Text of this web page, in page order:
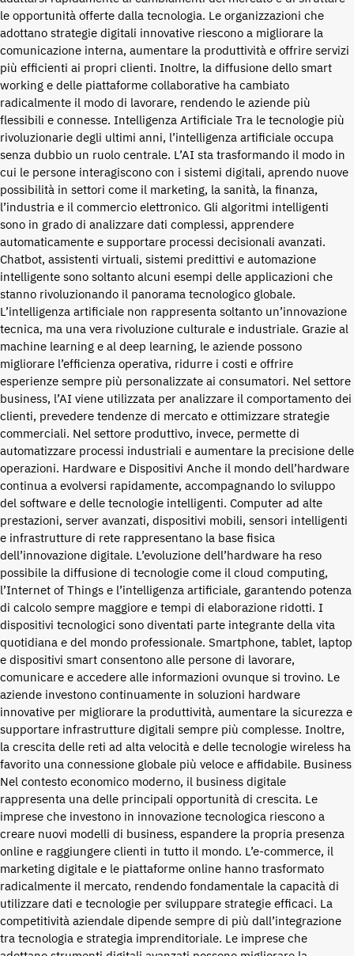
le opportunità offerte dalla tecnologia. Le organizzazioni che
adottano strategie digitali innovative riescono a migliorare la
comunicazione interna, aumentare la produttività e offrire servizi
più efficienti ai propri clienti. Inoltre, la diffusione dello smart
working e delle piattaforme collaborative ha cambiato
radicalmente il modo di lavorare, rendendo le aziende più
flessibili e connesse. Intelligenza Artificiale Tra le tecnologie più
rivoluzionarie degli ultimi anni, l’intelligenza artificiale occupa
senza dubbio un ruolo centrale. L’AI sta trasformando il modo in
cui le persone interagiscono con i sistemi digitali, aprendo nuove
possibilità in settori come il marketing, la sanità, la finanza,
l’industria e il commercio elettronico. Gli algoritmi intelligenti
sono in grado di analizzare dati complessi, apprendere
automaticamente e supportare processi decisionali avanzati.
Chatbot, assistenti virtuali, sistemi predittivi e automazione
intelligente sono soltanto alcuni esempi delle applicazioni che
stanno rivoluzionando il panorama tecnologico globale.
L’intelligenza artificiale non rappresenta soltanto un’innovazione
tecnica, ma una vera rivoluzione culturale e industriale. Grazie al
machine learning e al deep learning, le aziende possono
migliorare l’efficienza operativa, ridurre i costi e offrire
esperienze sempre più personalizzate ai consumatori. Nel settore
business, l’AI viene utilizzata per analizzare il comportamento dei
clienti, prevedere tendenze di mercato e ottimizzare strategie
commerciali. Nel settore produttivo, invece, permette di
automatizzare processi industriali e aumentare la precisione delle
operazioni. Hardware e Dispositivi Anche il mondo dell’hardware
continua a evolversi rapidamente, accompagnando lo sviluppo
del software e delle tecnologie intelligenti. Computer ad alte
prestazioni, server avanzati, dispositivi mobili, sensori intelligenti
e infrastrutture di rete rappresentano la base fisica
dell’innovazione digitale. L’evoluzione dell’hardware ha reso
possibile la diffusione di tecnologie come il cloud computing,
l’Internet of Things e l’intelligenza artificiale, garantendo potenza
di calcolo sempre maggiore e tempi di elaborazione ridotti. I
dispositivi tecnologici sono diventati parte integrante della vita
quotidiana e del mondo professionale. Smartphone, tablet, laptop
e dispositivi smart consentono alle persone di lavorare,
comunicare e accedere alle informazioni ovunque si trovino. Le
aziende investono continuamente in soluzioni hardware
innovative per migliorare la produttività, aumentare la sicurezza e
supportare infrastrutture digitali sempre più complesse. Inoltre,
la crescita delle reti ad alta velocità e delle tecnologie wireless ha
favorito una connessione globale più veloce e affidabile. Business
Nel contesto economico moderno, il business digitale
rappresenta una delle principali opportunità di crescita. Le
imprese che investono in innovazione tecnologica riescono a
creare nuovi modelli di business, espandere la propria presenza
online e raggiungere clienti in tutto il mondo. L’e-commerce, il
marketing digitale e le piattaforme online hanno trasformato
radicalmente il mercato, rendendo fondamentale la capacità di
utilizzare dati e tecnologie per sviluppare strategie efficaci. La
competitività aziendale dipende sempre di più dall’integrazione
tra tecnologia e strategia imprenditoriale. Le imprese che